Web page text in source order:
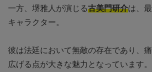
一方、堺雅人が演じる古美門研介は、
キャラクター。
彼は法廷において無敵の存在であり、
広げる点が大きな魅力となっています。